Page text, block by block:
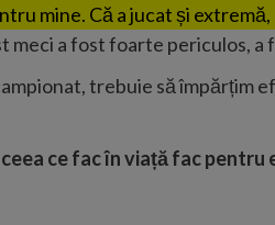
mine. Că a jucat și extremă,
meci a fost foarte periculos, a
trebuie să împărțim
ce fac în viață fac pentru